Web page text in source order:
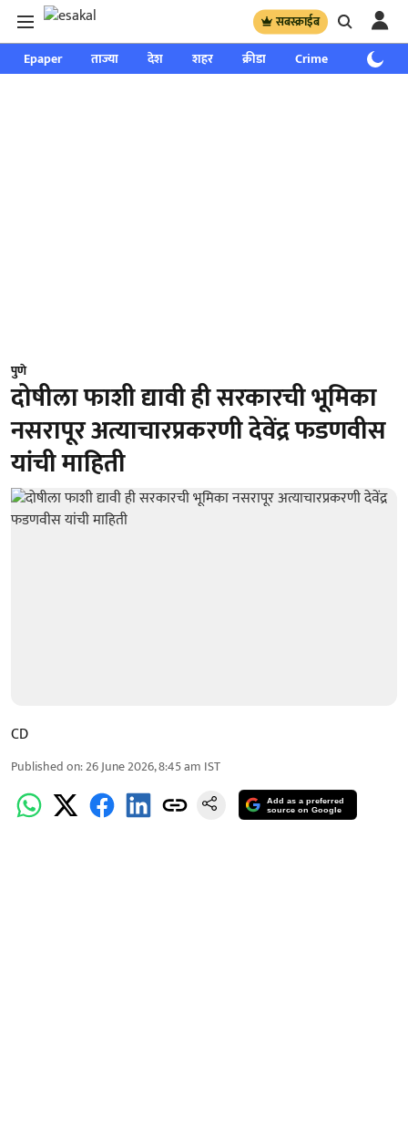
सबस्क्राईब
Epaper ताज्या देश शहर क्रीडा Crime साप्ताहिक
पुणे
दोषीला फाशी द्यावी ही सरकारची भूमिका
नसरापूर अत्याचारप्रकरणी देवेंद्र फडणवीस
यांची माहिती
CD
Published on:26 June 2026, 8:45 am IST
Add as a preferred
source on Google